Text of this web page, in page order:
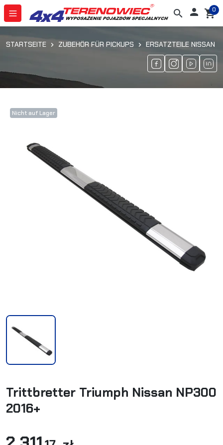
search  shopping_cart
0
STARTSEITE ZUBEHÖR FÜR PICKUPS ERSATZTEILE NISSAN
Nicht auf Lager
Trittbretter Triumph Nissan NP300
2016+